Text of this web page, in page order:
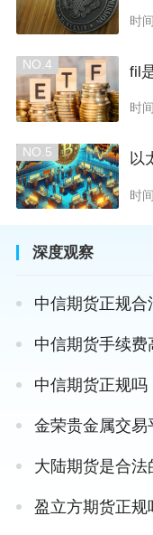
时
NO.4 fil
时
NO.5 以
时
深度观察
中信期货正规合
中信期货手续费
中信期货正规吗
金荣贵金属交易
大陆期货是合法
盈立方期货正规